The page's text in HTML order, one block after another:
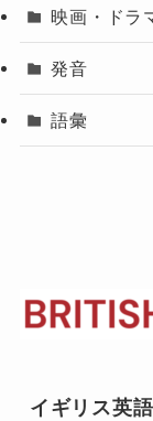
映画・ドラ
発音
語彙
イギリス英